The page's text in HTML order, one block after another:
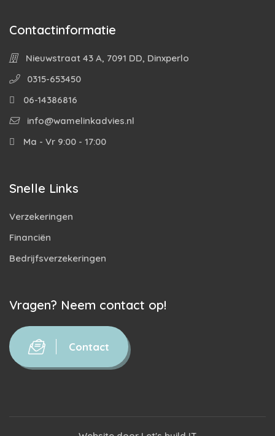
Contactinformatie
Nieuwstraat 43 A, 7091 DD, Dinxperlo
0315-653450
06-14386816
info@wamelinkadvies.nl
Ma - Vr 9:00 - 17:00
Snelle Links
Verzekeringen
Financiën
Bedrijfsverzekeringen
Vragen? Neem contact op!
Contact